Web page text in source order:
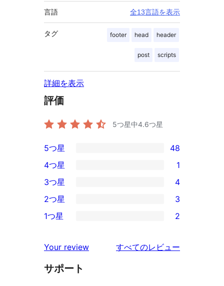
言語 全13言語を表示
タグ footer head header
post scripts
詳細を表示
評価
5つ星中4.6つ星
48
5-
星
レ
ビ
ー
5つ星 48
4-
星
レ
ュ
ー
4つ星 1
4
3-
星
ビ
ュ
3つ星 4
2-
レ
ビ
2つ星 3
星
レ
1つ星 2
Your review すべてのレビュー
サポート